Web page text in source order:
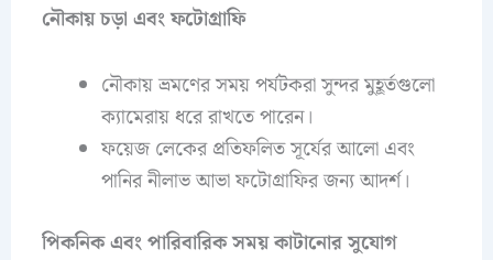
নৌকায় চড়া এবং ফটোগ্রাফি
নৌকায় ভ্রমণের সময় পর্যটকরা সুন্দর মুহূর্তগুলো
ক্যামেরায় ধরে রাখতে পারেন।
ফয়েজ লেকের প্রতিফলিত সূর্যের আলো এবং
পানির নীলাভ আভা ফটোগ্রাফির জন্য আদর্শ।
পিকনিক এবং পারিবারিক সময় কাটানোর সুযোগ